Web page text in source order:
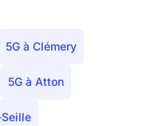
5G à Clémery
5G à Atton